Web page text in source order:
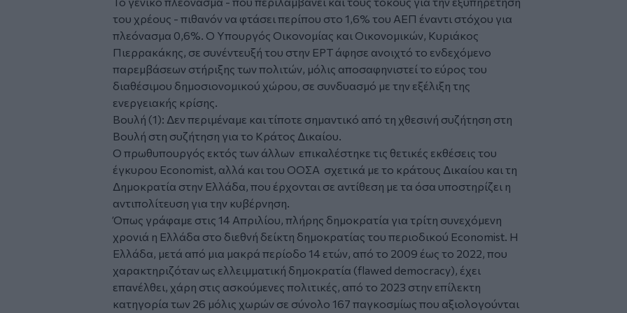
του χρέους - πιθανόν να φτάσει περίπου στο 1,6% του ΑΕΠ έναντι στόχου για
πλεόνασμα 0,6%. O Υπουργός Οικονομίας και Οικονομικών, Κυριάκος
Πιερρακάκης, σε συνέντευξή του στην ΕΡΤ άφησε ανοιχτό το ενδεχόμενο
παρεμβάσεων στήριξης των πολιτών, μόλις αποσαφηνιστεί το εύρος του
διαθέσιμου δημοσιονομικού χώρου, σε συνδυασμό με την εξέλιξη της
ενεργειακής κρίσης.
Βουλή (1): Δεν περιμέναμε και τίποτε σημαντικό από τη χθεσινή συζήτηση στη
Βουλή στη συζήτηση για το Κράτος Δικαίου.
Ο πρωθυπουργός εκτός των άλλων επικαλέστηκε τις θετικές εκθέσεις του
έγκυρου Economist, αλλά και του ΟΟΣΑ σχετικά με το κράτους Δικαίου και τη
Δημοκρατία στην Ελλάδα, που έρχονται σε αντίθεση με τα όσα υποστηρίζει η
αντιπολίτευση για την κυβέρνηση.
Όπως γράφαμε στις 14 Απριλίου, πλήρης δημοκρατία για τρίτη συνεχόμενη
χρονιά η Ελλάδα στο διεθνή δείκτη δημοκρατίας του περιοδικού Economist. Η
Ελλάδα, μετά από μια μακρά περίοδο 14 ετών, από το 2009 έως το 2022, που
χαρακτηριζόταν ως ελλειμματική δημοκρατία (flawed democracy), έχει
επανέλθει, χάρη στις ασκούμενες πολιτικές, από το 2023 στην επίλεκτη
κατηγορία των 26 μόλις χωρών σε σύνολο 167 παγκοσμίως που αξιολογούνται